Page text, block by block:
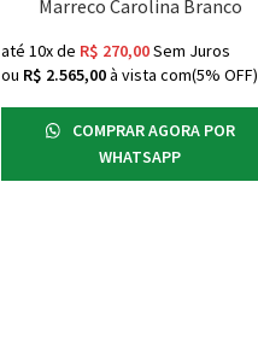
Marreco Carolina Branco
até 10x de R$ 270,00Sem Juros
ou R$ 2.565,00à vista com(5% OFF)
COMPRAR AGORA POR
WHATSAPP